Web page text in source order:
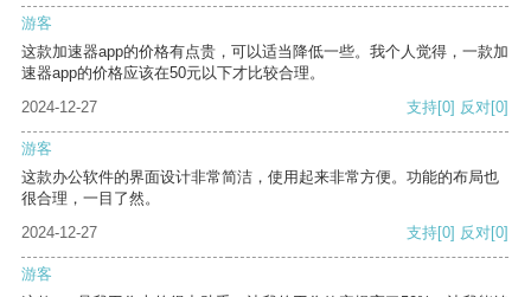
游客
这款加速器app的价格有点贵，可以适当降低一些。我个人觉得，一款加
速器app的价格应该在50元以下才比较合理。
2024-12-27
支持[0] 反对[0]
游客
这款办公软件的界面设计非常简洁，使用起来非常方便。功能的布局也
很合理，一目了然。
2024-12-27
支持[0] 反对[0]
游客